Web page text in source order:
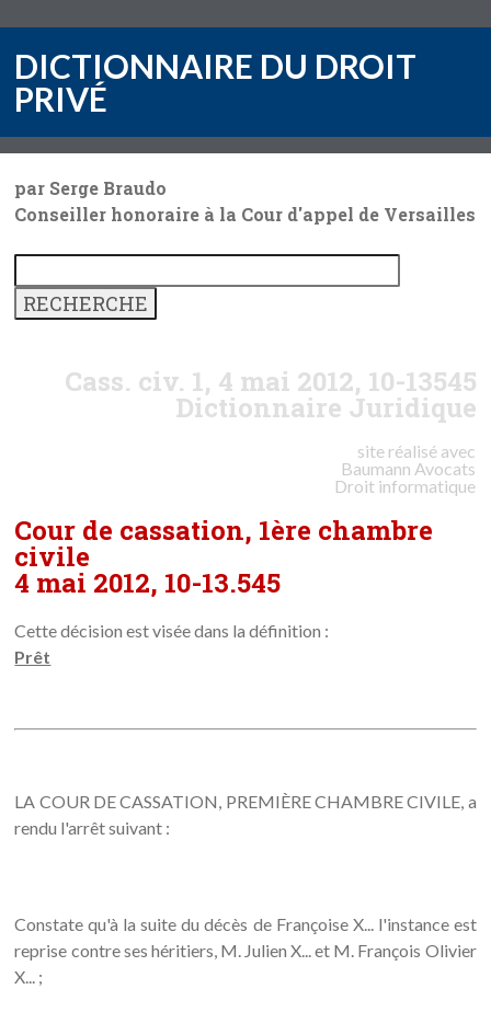
DICTIONNAIRE DU DROIT
PRIVÉ
par Serge Braudo
Conseiller honoraire à la Cour d'appel de Versailles
Cass. civ. 1, 4 mai 2012, 10-13545
Dictionnaire Juridique
site réalisé avec
Baumann Avocats
Droit informatique
Cour de cassation, 1ère chambre
civile
4 mai 2012, 10-13.545
Cette décision est visée dans la définition :
Prêt
LA COUR DE CASSATION, PREMIÈRE CHAMBRE CIVILE, a
rendu l'arrêt suivant :
Constate qu'à la suite du décès de Françoise X... l'instance est
reprise contre ses héritiers, M. Julien X... et M. François Olivier
X... ;